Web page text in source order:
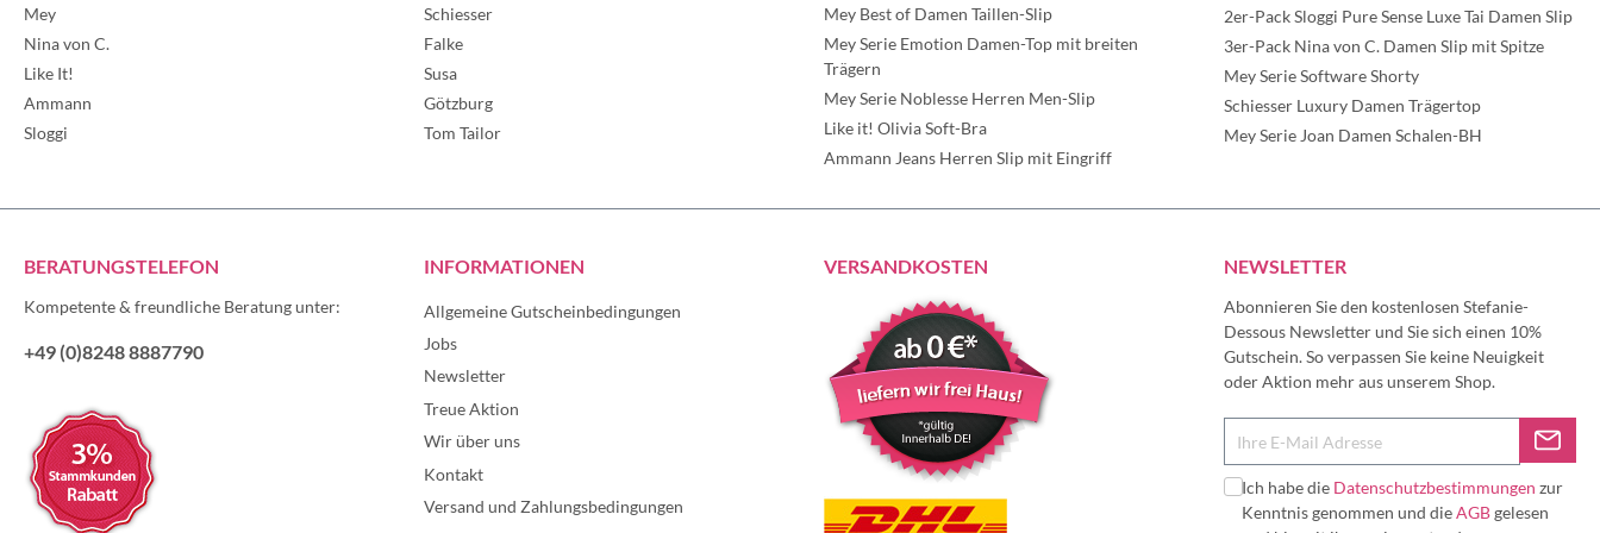
Mey
Nina von C.
Like It!
Ammann
Sloggi
Schiesser
Falke
Susa
Götzburg
Tom Tailor
Mey Best of Damen Taillen-Slip
Mey Serie Emotion Damen-Top mit breiten
Trägern
Mey Serie Noblesse Herren Men-Slip
Like it! Olivia Soft-Bra
Ammann Jeans Herren Slip mit Eingriff
2er-Pack Sloggi Pure Sense Luxe Tai Damen Slip
3er-Pack Nina von C. Damen Slip mit Spitze
Mey Serie Software Shorty
Schiesser Luxury Damen Trägertop
Mey Serie Joan Damen Schalen-BH
BERATUNGSTELEFON
Kompetente & freundliche Beratung unter:
+49 (0)8248 8887790
INFORMATIONEN
Allgemeine Gutscheinbedingungen
Jobs
Newsletter
Treue Aktion
Wir über uns
Kontakt
Versand und Zahlungsbedingungen
VERSANDKOSTEN NEWSLETTER
Abonnieren Sie den kostenlosen Stefanie-
Dessous Newsletter und Sie sich einen 10%
Gutschein. So verpassen Sie keine Neuigkeit
oder Aktion mehr aus unserem Shop.
Ich habe die Datenschutzbestimmungen zur
Kenntnis genommen und dieAGBgelesen